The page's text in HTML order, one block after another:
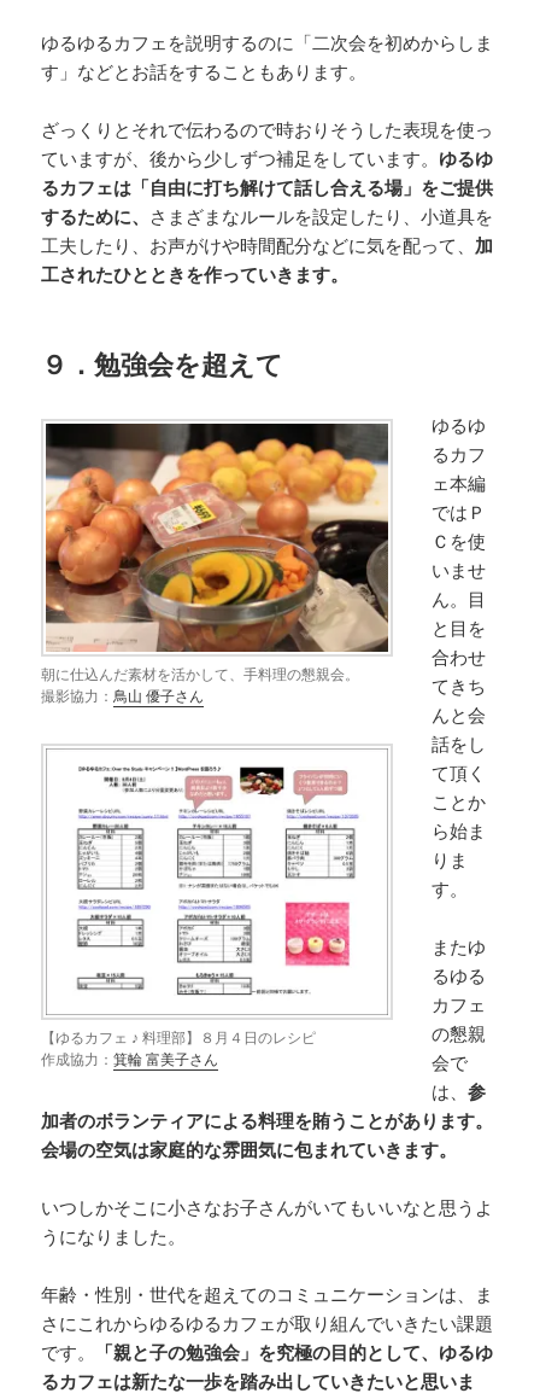
ゆるゆるカフェを説明するのに「二次会を初めからしま
す」などとお話をすることもあります。
ざっくりとそれで伝わるので時おりそうした表現を使っ
ていますが、後から少しずつ補足をしています。 ゆるゆ
るカフェは「自由に打ち解けて話し合える場」をご提供
するために、 さまざまなルールを設定したり、小道具を
工夫したり、お声がけや時間配分などに気を配って、 加
工されたひとときを作っていきます。
９．勉強会を超えて
朝に仕込んだ素材を活かして、手料理の懇親会。
撮影協力：鳥山 優子さん
【ゆるカフェ ♪ 料理部】８月４日のレシピ
作成協力：箕輪 富美子さん
ゆるゆ
るカフ
ェ本編
ではＰ
Ｃを使
いませ
ん。目
と目を
合わせ
てきち
んと会
話をし
て頂く
ことか
ら始ま
りま
す。
またゆ
るゆる
カフェ
の懇親
会で
は、参
加者のボランティアによる料理を賄うことがあります。
会場の空気は家庭的な雰囲気に包まれていきます。
いつしかそこに小さなお子さんがいてもいいなと思うよ
うになりました。
年齢・性別・世代を超えてのコミュニケーションは、ま
さにこれからゆるゆるカフェが取り組んでいきたい課題
です。
「親と子の勉強会」を究極の目的として、ゆるゆ
るカフェは新たな一歩を踏み出していきたいと思いま